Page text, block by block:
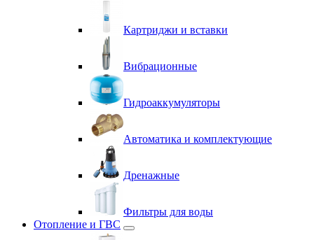
Картриджи и вставки
Вибрационные
Гидроаккумуляторы
Автоматика и комплектующие
Дренажные
Фильтры для воды
Отопление и ГВС